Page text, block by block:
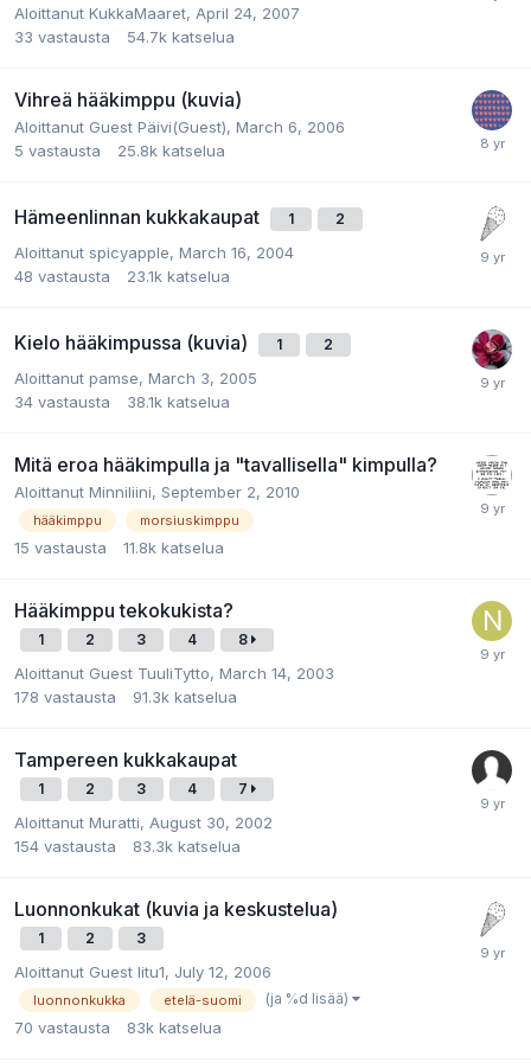
Aloittanut KukkaMaaret, April 24, 2007
33 vastausta 54.7k katselua
Vihreä hääkimppu (kuvia)
Aloittanut Guest Päivi(Guest), March 6, 2006
5 vastausta 25.8k katselua
Hämeenlinnan kukkakaupat 1 2
Aloittanut spicyapple, March 16, 2004
48 vastausta 23.1k katselua
Kielo hääkimpussa (kuvia) 1 2
Aloittanut pamse, March 3, 2005
34 vastausta 38.1k katselua
Mitä eroa hääkimpulla ja "tavallisella" kimpulla?
Aloittanut Minniliini, September 2, 2010
hääkimppu morsiuskimppu
15 vastausta 11.8k katselua
Hääkimppu tekokukista?
1 2 3 4 8
Aloittanut Guest TuuliTytto, March 14, 2003
178 vastausta 91.3k katselua
Tampereen kukkakaupat
1 2 3 4 7
Aloittanut Muratti, August 30, 2002
154 vastausta 83.3k katselua
Luonnonkukat (kuvia ja keskustelua)
1 2 3
Aloittanut Guest Iitu1, July 12, 2006
luonnonkukka etelä-suomi (ja %d lisää)
70 vastausta 83k katselua